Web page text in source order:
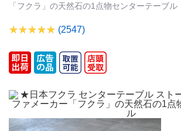
「フクラ」の天然石の1点物センターテーブル
(2547)